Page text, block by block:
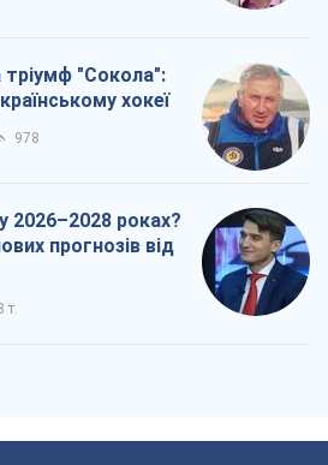
тріумф "Сокола":
хокеї
978
2026–2028 роках?
прогнозів від
т.